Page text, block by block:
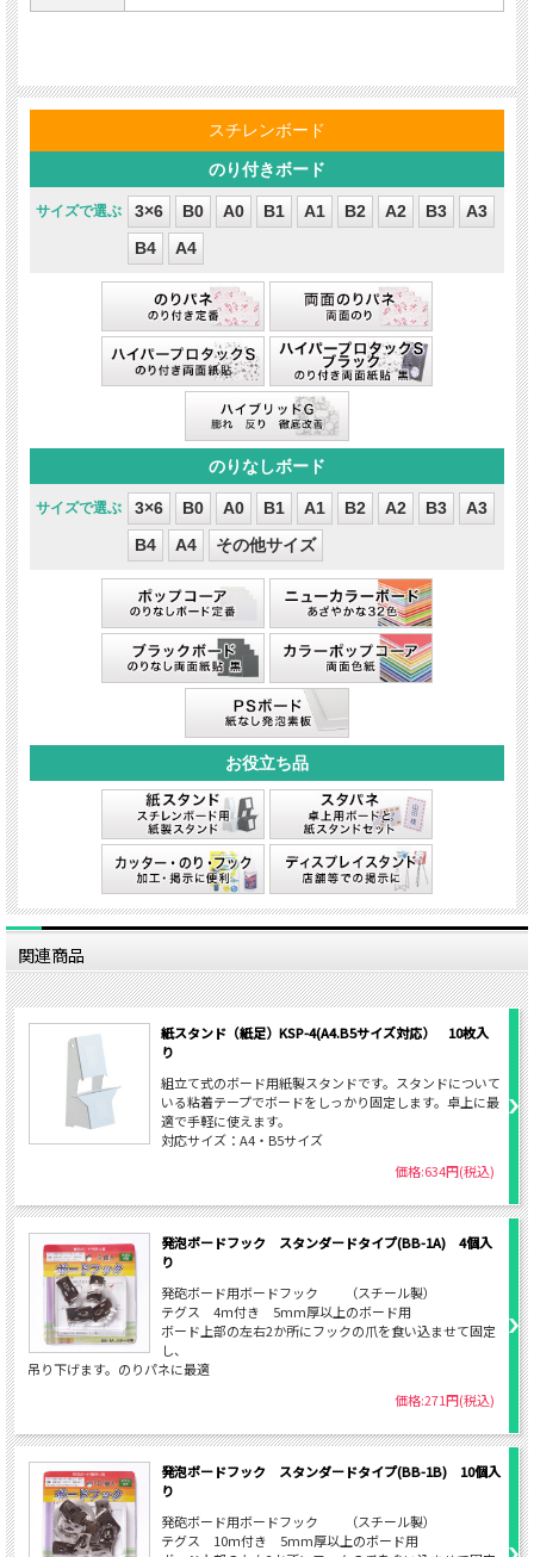
3×6 B0 A0 B1 A1 B2 A2 B3
A3
B4
A4
3×6 B0 A0 B1 A1 B2 A2 B3
A3
B4
A4 その他サイズ
関連商品
紙スタンド（紙足）KSP-4(A4.B5サイズ対応） 10枚入
り
組立て式のボード用紙製スタンドです。スタンドについて
いる粘着テープでボードをしっかり固定します。卓上に最
適で手軽に使えます。
対応サイズ：A4・B5サイズ
価格:634円(税込)
発泡ボードフック スタンダードタイプ(BB-1A) 4個入
り
発砲ボード用ボードフック （スチール製）
テグス 4ｍ付き 5mm厚以上のボード用
ボード上部の左右2か所にフックの爪を食い込ませて固定
し、
吊り下げます。のりパネに最適
価格:271円(税込)
発泡ボードフック スタンダードタイプ(BB-1B) 10個入
り
発砲ボード用ボードフック （スチール製）
テグス 10ｍ付き 5mm厚以上のボード用